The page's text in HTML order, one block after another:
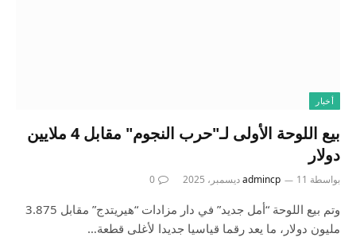
أخبار
بيع اللوحة الأولى لـ"حرب النجوم" مقابل 4 ملايين
دولار
بواسطة admincp 11 ديسمبر، 2025 0
وتم بيع اللوحة “أمل جديد” في دار مزادات “هيريتدج” مقابل 3.875
مليون دولار، ما يعد رقما قياسيا جديدا لأغلى قطعة…